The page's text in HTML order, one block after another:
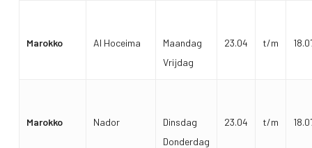
Marokko Al Hoceima
Maandag
Vrijdag
23.04 t/m
Marokko Nador
Dinsdag
Donderdag
23.04 t/m